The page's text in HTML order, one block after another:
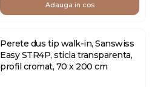
Adauga in cos
Perete dus tip walk-in, Sanswiss
Easy STR4P, sticla transparenta,
profil cromat, 70 x 200 cm